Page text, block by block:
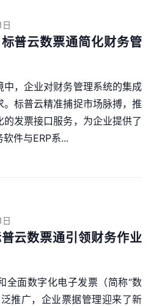
普云数票通简化财务管
，企业对财务管理系统的集成
标普云精准捕捉市场脉搏，推
发票接口服务，为企业提供了
件与ERP系...
云数票通引领财务作业
全面数字化电子发票（简称“数
推广，企业票据管理迎来了新